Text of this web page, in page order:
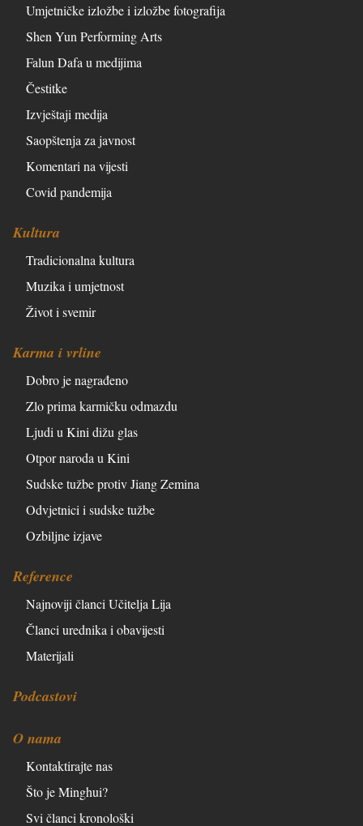
Umjetničke izložbe i izložbe fotografija
Shen Yun Performing Arts
Falun Dafa u medijima
Čestitke
Izvještaji medija
Saopštenja za javnost
Komentari na vijesti
Covid pandemija
Kultura
Tradicionalna kultura
Muzika i umjetnost
Život i svemir
Karma i vrline
Dobro je nagrađeno
Zlo prima karmičku odmazdu
Ljudi u Kini dižu glas
Otpor naroda u Kini
Sudske tužbe protiv Jiang Zemina
Odvjetnici i sudske tužbe
Ozbiljne izjave
Reference
Najnoviji članci Učitelja Lija
Članci urednika i obavijesti
Materijali
Podcastovi
O nama
Kontaktirajte nas
Što je Minghui?
Svi članci kronološki